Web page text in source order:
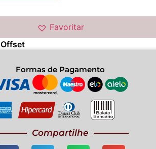
Favoritar
Formas de Pagamento
Compartilhe